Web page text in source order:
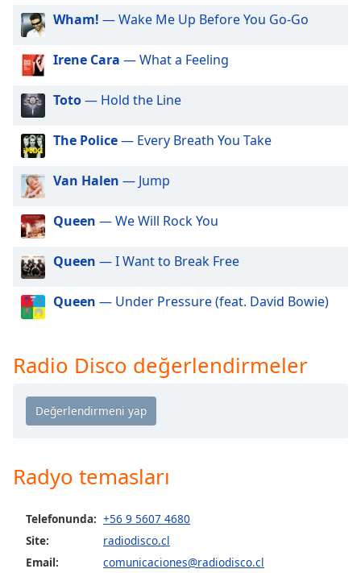
Picture-
Picture
Fullscreen
This
modal
window.
Beginning
dialog
window.
Escape
cancel
and
the
window.
Opacity
Background
Color
Wham! — Wake Me Up Before You Go-Go
Irene Cara — What a Feeling
Toto— Hold the Line
The Police— Every Breath You Take
Van Halen — Jump
Queen — We Will Rock You
Queen — I Want to Break Free
Queen — Under Pressure (feat. David Bowie)
Radio Disco değerlendirmeler
Radyo temasları
Telefonunda: +56 9 5607 4680
Site:
radiodisco.cl
Email:
comunicaciones@radiodisco.cl